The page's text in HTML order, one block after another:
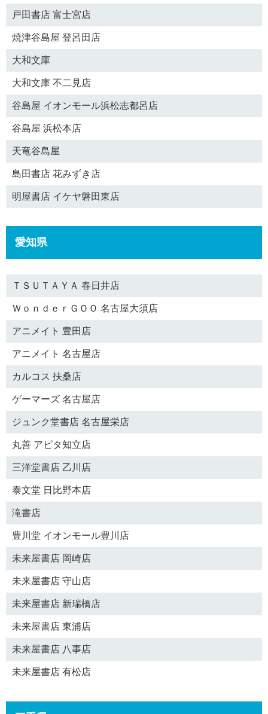
戸田書店 富士宮店
焼津谷島屋 登呂田店
大和文庫
大和文庫 不二見店
谷島屋 イオンモール浜松志都呂店
谷島屋 浜松本店
天竜谷島屋
島田書店 花みずき店
明屋書店 イケヤ磐田東店
愛知県
ＴＳＵＴＡＹＡ 春日井店
ＷｏｎｄｅｒＧＯＯ 名古屋大須店
アニメイト 豊田店
アニメイト 名古屋店
カルコス 扶桑店
ゲーマーズ 名古屋店
ジュンク堂書店 名古屋栄店
丸善 アピタ知立店
三洋堂書店 乙川店
泰文堂 日比野本店
滝書店
豊川堂 イオンモール豊川店
未来屋書店 岡崎店
未来屋書店 守山店
未来屋書店 新瑞橋店
未来屋書店 東浦店
未来屋書店 八事店
未来屋書店 有松店